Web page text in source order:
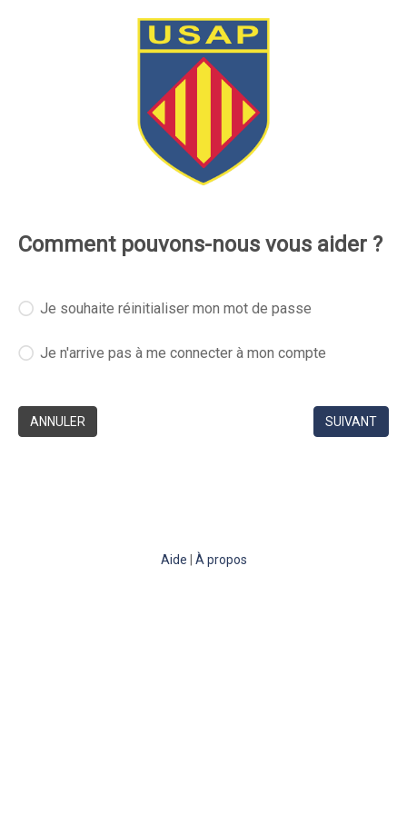
Comment pouvons-nous vous aider ?
Je souhaite réinitialiser mon mot de passe
Je n'arrive pas à me connecter à mon compte
ANNULER SUIVANT
Aide À propos